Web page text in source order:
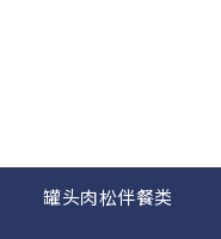
罐头肉松伴餐类